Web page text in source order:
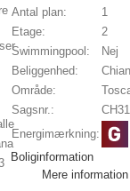
Antal plan:
1
Etage:
2
Swimmingpool:
Nej
Beliggenhed:
Område:
Sagsnr.:
Energimærkning:
Boliginformation
Mere information